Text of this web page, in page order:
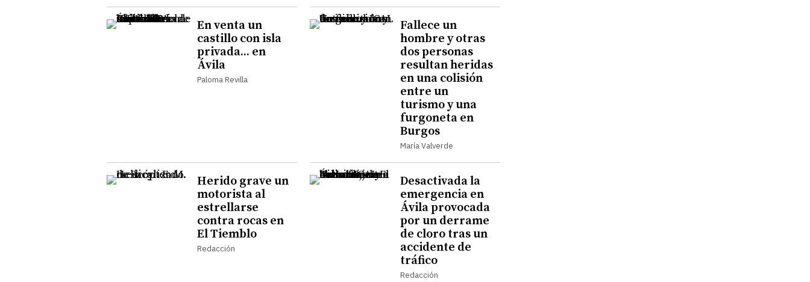
En venta un
castillo con isla
privada... en
Ávila
Paloma Revilla
Fallece un
hombre y otras
dos personas
resultan heridas
en una colisión
entre un
turismo y una
furgoneta en
Burgos
María Valverde
Herido grave un
motorista al
estrellarse
contra rocas en
El Tiemblo
Redacción
Desactivada la
emergencia en
Ávila provocada
por un derrame
de cloro tras un
accidente de
tráfico
Redacción